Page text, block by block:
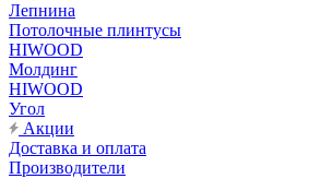
Лепнина
Потолочные плинтусы
HIWOOD
Молдинг
HIWOOD
Угол
Акции
Доставка и оплата
Производители